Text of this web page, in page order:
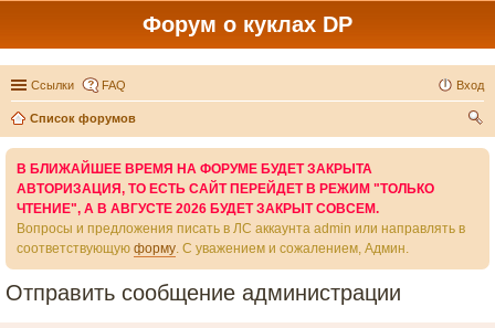
Форум о куклах DP
Ссылки FAQ Вход
Список форумов
В БЛИЖАЙШЕЕ ВРЕМЯ НА ФОРУМЕ БУДЕТ ЗАКРЫТА
АВТОРИЗАЦИЯ, ТО ЕСТЬ САЙТ ПЕРЕЙДЕТ В РЕЖИМ "ТОЛЬКО
ЧТЕНИЕ", А В АВГУСТЕ 2026 БУДЕТ ЗАКРЫТ СОВСЕМ.
Вопросы и предложения писать в ЛС аккаунта admin или направлять в
соответствующую форму. С уважением и сожалением, Админ.
Отправить сообщение администрации